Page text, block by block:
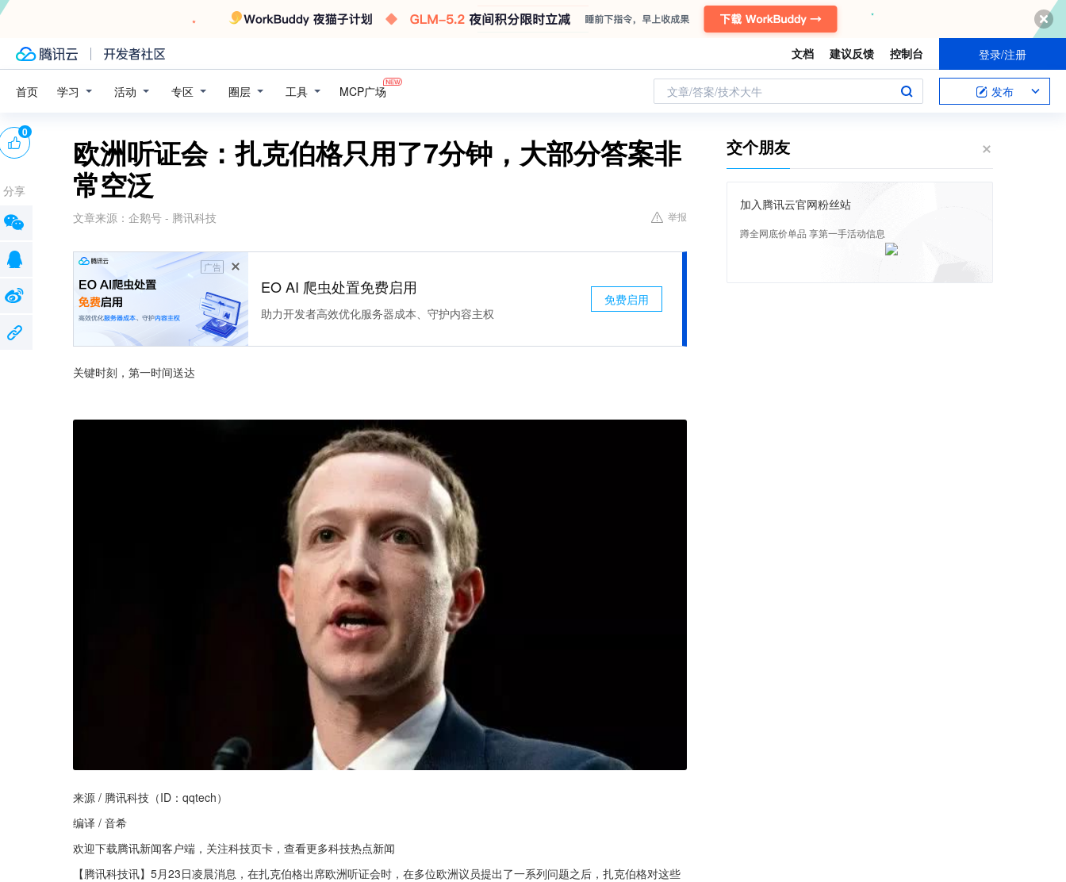
文档 建议反馈 控制台 登录/注册
首页 学习 活动 专区 圈层 工具 MCP广场 文章/答案/技术大牛 发布
欧洲听证会：扎克伯格只用了7分钟，大部分答案非
常空泛
文章来源： 企鹅号 - 腾讯科技 举报
广告
EO AI 爬虫处置免费启用
助力开发者高效优化服务器成本、守护内容主权
免费启用
关键时刻，第一时间送达
来源 / 腾讯科技（ID：qqtech）
编译 / 音希
欢迎下载腾讯新闻客户端，关注科技页卡，查看更多科技热点新闻
【腾讯科技讯】5月23日凌晨消息，在扎克伯格出席欧洲听证会时，在多位欧洲议员提出了一系列问题之后，扎克伯格对这些
0
分享
交个朋友
加入腾讯云官网粉丝站
蹲全网底价单品 享第一手活动信息